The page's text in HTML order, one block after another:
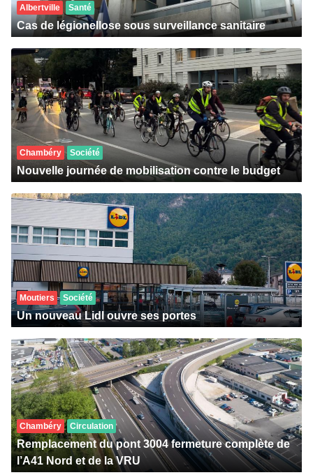
Albertville Santé
Cas de légionellose sous surveillance sanitaire
Chambéry Société
Nouvelle journée de mobilisation contre le budget
Moutiers Société
Un nouveau Lidl ouvre ses portes
Chambéry Circulation
Remplacement du pont 3004 fermeture complète de
l’A41 Nord et de la VRU